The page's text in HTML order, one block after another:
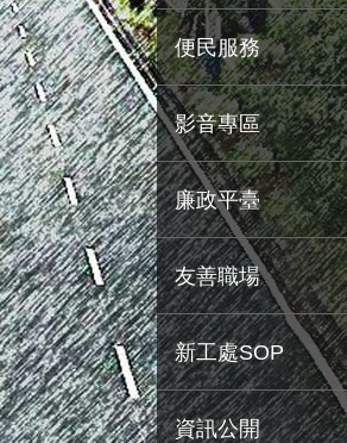
便民服務
影音專區
廉政平臺
友善職場
新工處SOP
資訊公開